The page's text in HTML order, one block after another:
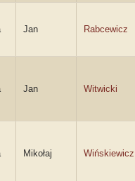
Jan Rabcewicz
Jan Witwicki
Mikołaj Wińskiewicz